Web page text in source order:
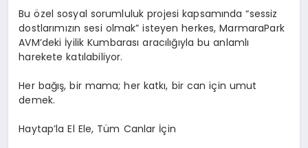
Buözel sosyal sorumluluk projesi kapsamında “sessiz
dostlarımızın sesi olmak” isteyen herkes,MarmaraPark
AVM’deki İyilik Kumbarası aracılığıyla bu anlamlı
harekete katılabiliyor.
Her bağış, bir mama; her katkı, bir can için umut
demek.
Haytap’la El Ele, Tüm Canlar İçin